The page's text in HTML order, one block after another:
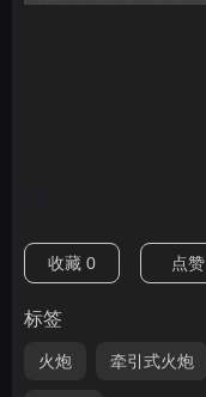
收藏 0 点赞
标签
火炮 牵引式火炮